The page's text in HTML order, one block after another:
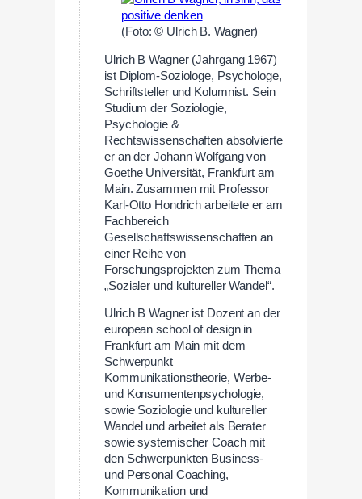
(Foto: © Ulrich B. Wagner)
Ulrich B Wagner (Jahrgang 1967)
ist Diplom-Soziologe, Psychologe,
Schriftsteller und Kolumnist. Sein
Studium der Soziologie,
Psychologie &
Rechtswissenschaften absolvierte
er an der Johann Wolfgang von
Goethe Universität, Frankfurt am
Main. Zusammen mit Professor
Karl-Otto Hondrich arbeitete er am
Fachbereich
Gesellschaftswissenschaften an
einer Reihe von
Forschungsprojekten zum Thema
„Sozialer und kultureller Wandel“.
Ulrich B Wagner ist Dozent an der
european school of design in
Frankfurt am Main mit dem
Schwerpunkt
Kommunikationstheorie, Werbe-
und Konsumentenpsychologie,
sowie Soziologie und kultureller
Wandel und arbeitet als Berater
sowie systemischer Coach mit
den Schwerpunkten Business-
und Personal Coaching,
Kommunikation und